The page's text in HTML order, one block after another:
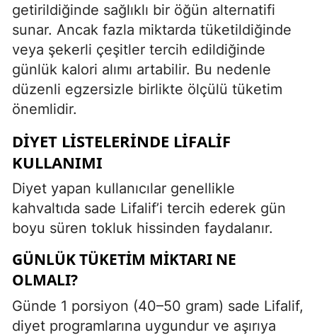
getirildiğinde sağlıklı bir öğün alternatifi
sunar. Ancak fazla miktarda tüketildiğinde
veya şekerli çeşitler tercih edildiğinde
günlük kalori alımı artabilir. Bu nedenle
düzenli egzersizle birlikte ölçülü tüketim
önemlidir.
DIYET LISTELERINDE LIFALIF
KULLANIMI
Diyet yapan kullanıcılar genellikle
kahvaltıda sade Lifalif’i tercih ederek gün
boyu süren tokluk hissinden faydalanır.
GÜNLÜK TÜKETIM MIKTARI NE
OLMALI?
Günde 1 porsiyon (40–50 gram) sade Lifalif,
diyet programlarına uygundur ve aşırıya